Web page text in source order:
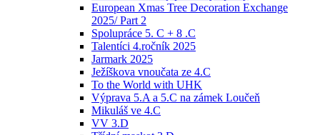
European Xmas Tree Decoration Exchange
2025/ Part 2
Spolupráce 5. C + 8 .C
Talentíci 4.ročník 2025
Jarmark 2025
Ježíškova vnoučata ze 4.C
To the World with UHK
Výprava 5.A a 5.C na zámek Loučeň
Mikuláš ve 4.C
VV 3.D